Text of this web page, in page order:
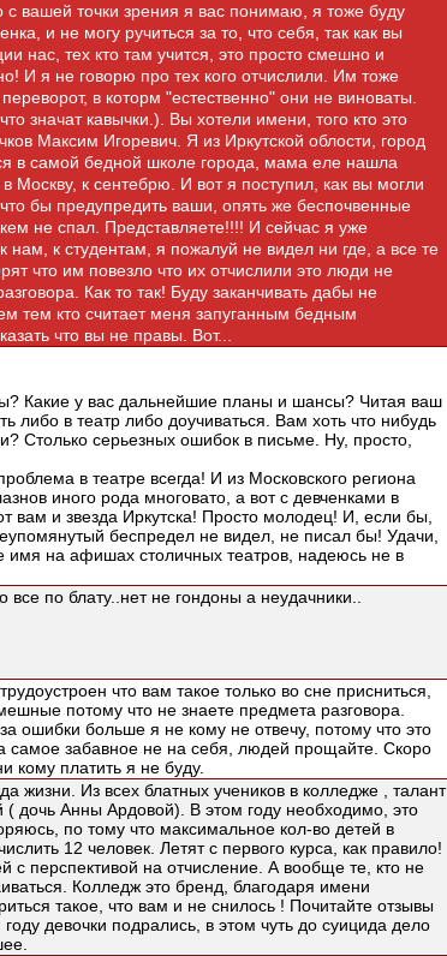
с вашей точки зрения я вас понимаю, я тоже буду
и не могу ручиться за то, что себя, так как вы
нас, тех кто там учится, это просто смешно и
И я не говорю про тех кого отчислили. Им тоже
в которм "естественно" они не виноваты.
значат кавычки.). Вы хотели имени, того кто это
Максим Игоревич. Я из Иркутской облости, город
в самой бедной школе города, мама еле нашла
Москву, к сентебрю. И вот я поступил, как вы могли
бы предупредить ваши, опять же беспочвенные
не спал. Представляете!!!! И сейчас я уже
нам, к студентам, я пожалуй не видел ни где, а все те
что им повезло что их отчислили это люди не
Как то так! Буду заканчивать дабы не
тем кто считает меня запуганным бедным
что вы не правы. Вот...
Какие у вас дальнейшие планы и шансы? Читая ваш
либо в театр либо доучиваться. Вам хоть что нибудь
Столько серьезных ошибок в письме. Ну, просто,
в театре всегда! И из Московского региона
иного рода многовато, а вот с девченками в
вам и звезда Иркутска! Просто молодец! И, если бы,
беспредел не видел, не писал бы! Удачи,
имя на афишах столичных театров, надеюсь не в
все по блату..нет не гондоны а неудачники..
что вам такое только во сне присниться,
потому что не знаете предмета разговора.
ошибки больше я не кому не отвечу, потому что это
самое забавное не на себя, людей прощайте. Скоро
кому платить я не буду.
жизни. Из всех блатных учеников в колледже , талант
дочь Анны Ардовой). В этом году необходимо, это
по тому что максимальное кол-во детей в
12 человек. Летят с первого курса, как правило!
с перспективой на отчисление. А вообще те, кто не
Колледж это бренд, благодаря имени
такое, что вам и не снилось ! Почитайте отзывы
девочки подрались, в этом чуть до суицида дело